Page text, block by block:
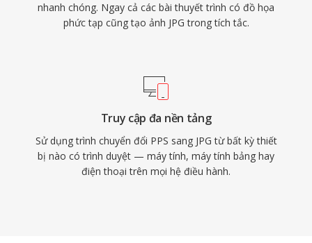
nhanh chóng. Ngay cả các bài thuyết trình có đồ họa
phức tạp cũng tạo ảnh JPG trong tích tắc.
Truy cập đa nền tảng
Sử dụng trình chuyển đổi PPS sang JPG từ bất kỳ thiết
bị nào có trình duyệt — máy tính, máy tính bảng hay
điện thoại trên mọi hệ điều hành.